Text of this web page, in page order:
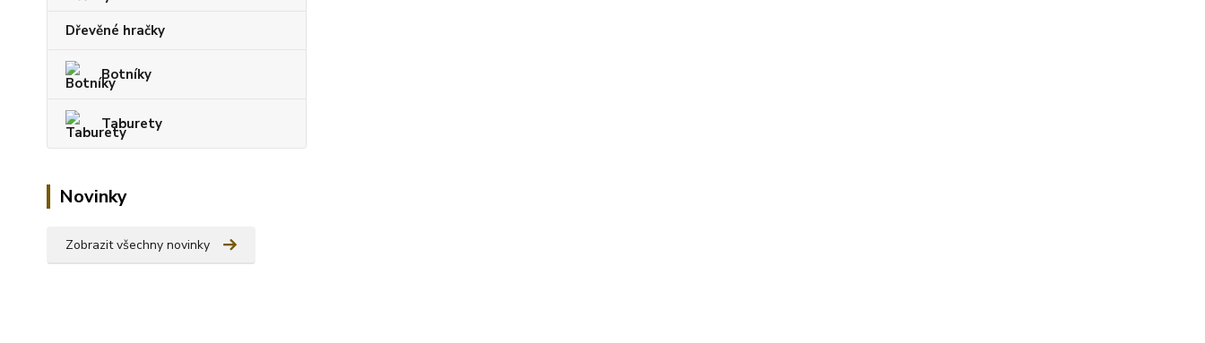
Dřevěné hračky
Botníky
Taburety
Novinky
Zobrazit všechny novinky